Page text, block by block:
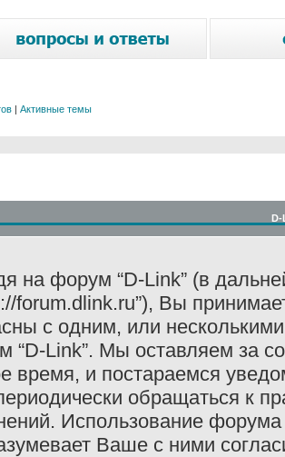
| Активные темы
D-
на форум “D-Link” (в
forum.dlink.ru”), Вы
с одним, или
“D-Link”. Мы оставляем за
время, и постараемся
обращаться к
Использование
Ваше с ними